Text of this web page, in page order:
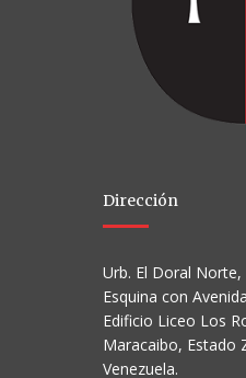
Dirección
Urb. El Doral Norte,
Esquina con
Edificio Liceo Los
Maracaibo, Estado
Venezuela.